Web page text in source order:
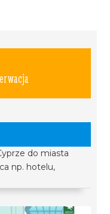
do miasta
np. hotelu,